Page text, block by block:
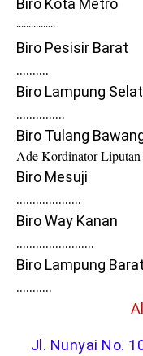
Biro Kota Metro
................
Biro Pesisir Barat
……….
Biro Lampung
…….........
Biro Tulang
Ade Kordinator Liputan
Biro Mesuji
………………..
Biro Way Kanan
........................
Biro Lampung Barat
………..
Jl. Nunyai No.